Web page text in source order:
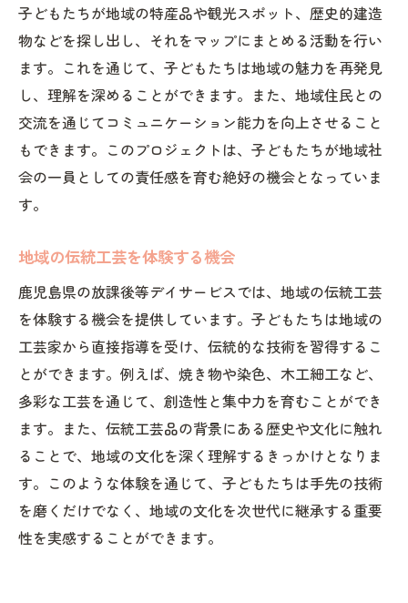
科学実験で育む好奇心
アートプロジェクトによる創造力開発
子どもたちが地域の特産品や観光スポット、歴史的建造
物などを探し出し、それをマップにまとめる活動を行い
ます。これを通じて、子どもたちは地域の魅力を再発見
し、理解を深めることができます。また、地域住民との
交流を通じてコミュニケーション能力を向上させること
もできます。このプロジェクトは、子どもたちが地域社
会の一員としての責任感を育む絶好の機会となっていま
す。
地域の伝統工芸を体験する機会
鹿児島県の放課後等デイサービスでは、地域の伝統工芸
を体験する機会を提供しています。子どもたちは地域の
工芸家から直接指導を受け、伝統的な技術を習得するこ
とができます。例えば、焼き物や染色、木工細工など、
多彩な工芸を通じて、創造性と集中力を育むことができ
ます。また、伝統工芸品の背景にある歴史や文化に触れ
ることで、地域の文化を深く理解するきっかけとなりま
す。このような体験を通じて、子どもたちは手先の技術
を磨くだけでなく、地域の文化を次世代に継承する重要
性を実感することができます。